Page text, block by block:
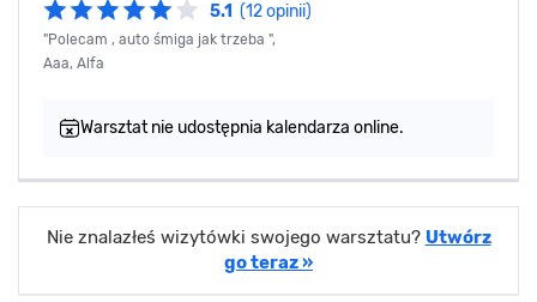
5.1 (12 opinii)
"Polecam , auto śmiga jak trzeba ",
Aaa, Alfa
Warsztat nie udostępnia kalendarza online.
Nie znalazłeś wizytówki swojego warsztatu? Utwórz
go teraz »